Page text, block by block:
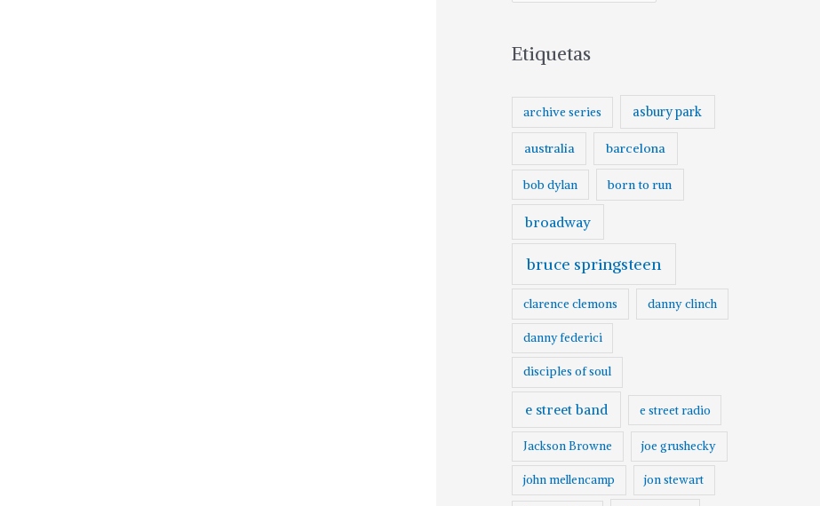
Etiquetas
archive series asbury park
australia barcelona
bob dylan born to run
broadway
bruce springsteen
clarence clemons danny clinch
danny federici
disciples of soul
e street band e street radio
Jackson Browne joe grushecky
john mellencamp jon stewart